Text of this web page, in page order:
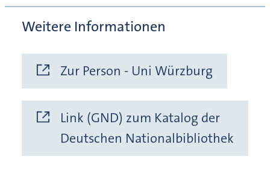
Weitere Informationen
Zur Person - Uni Würzburg
Link (GND) zum Katalog der
Deutschen Nationalbibliothek